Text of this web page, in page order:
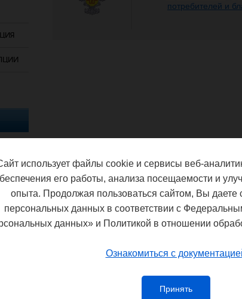
потребителей и
использует файлы cookie и сервисы веб-
его работы, анализа посещаемости и
опыта. Продолжая пользоваться сайтом, Вы даете
персональных данных в соответствии с
данных» и Политикой в отношении
Ознакомиться с
Принять